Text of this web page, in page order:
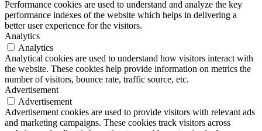
Performance cookies are used to understand and analyze the key
performance indexes of the website which helps in delivering a
better user experience for the visitors.
Analytics
Analytics
Analytical cookies are used to understand how visitors interact with
the website. These cookies help provide information on metrics the
number of visitors, bounce rate, traffic source, etc.
Advertisement
Advertisement
Advertisement cookies are used to provide visitors with relevant ads
and marketing campaigns. These cookies track visitors across